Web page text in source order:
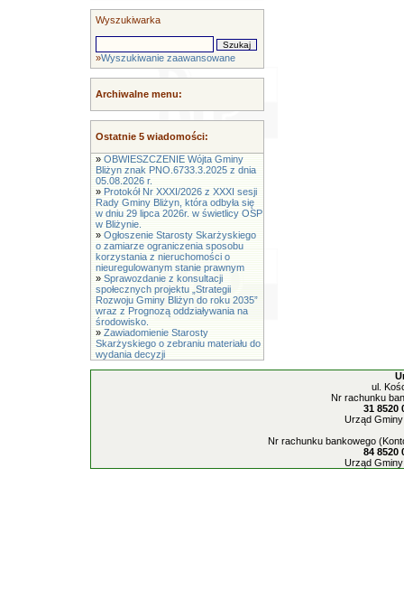
Wyszukiwarka
»Wyszukiwanie zaawansowane
Archiwalne menu:
Ostatnie 5 wiadomości:
» OBWIESZCZENIE Wójta Gminy
Bliżyn znak PNO.6733.3.2025 z dnia
05.08.2026 r.
» Protokół Nr XXXI/2026 z XXXI sesji
Rady Gminy Bliżyn, która odbyła się
w dniu 29 lipca 2026r. w świetlicy OSP
w Bliżynie.
» Ogłoszenie Starosty Skarżyskiego
o zamiarze ograniczenia sposobu
korzystania z nieruchomości o
nieuregulowanym stanie prawnym
» Sprawozdanie z konsultacji
społecznych projektu „Strategii
Rozwoju Gminy Bliżyn do roku 2035”
wraz z Prognozą oddziaływania na
środowisko.
» Zawiadomienie Starosty
Skarżyskiego o zebraniu materiału do
wydania decyzji
ul.
Nr rachunku
31 8520
Urząd
Nr rachunku bankowego
84 8520
Urząd